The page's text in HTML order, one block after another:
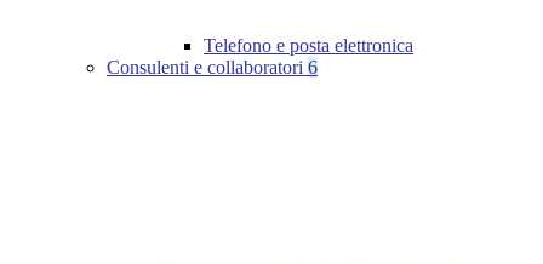
Telefono e posta elettronica
Consulenti e collaboratori 6